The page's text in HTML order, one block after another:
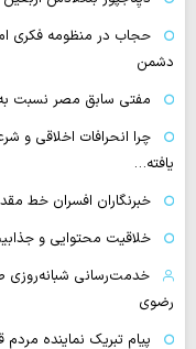
حجاب در منظومه فکری
دشمن
مفتی سابق مصر نسبت به
چرا انحرافات اخلاقی و
یافته…
خبرنگاران افسران خط
خلاقیت محتوایی و
خدمت‌رسانی شبانه‌روزی
رضوی
پیام تبریک نماینده